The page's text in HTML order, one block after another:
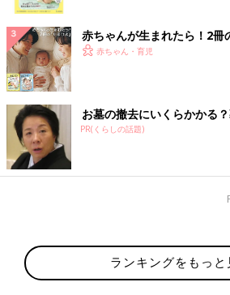
赤ちゃんが生まれたら！2冊
赤ちゃん・育児
お墓の撤去にいくらかかる
PR(くらしの話題)
ランキングをもっと